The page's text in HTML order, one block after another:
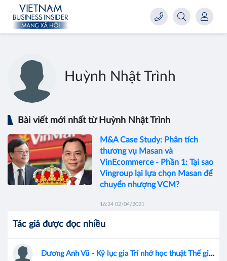
Huỳnh Nhật Trình
Bài viết mới nhất từ Huỳnh Nhật Trình
M&A Case Study: Phân tích
thương vụ Masan và
VinEcommerce - Phần 1: Tại sao
Vingroup lại lựa chọn Masan để
chuyển nhượng VCM?
16:24 02/04/2021
Tác giả được đọc nhiều
Dương Anh Vũ - Kỷ lục gia Trí nhớ học thuật Thế giới